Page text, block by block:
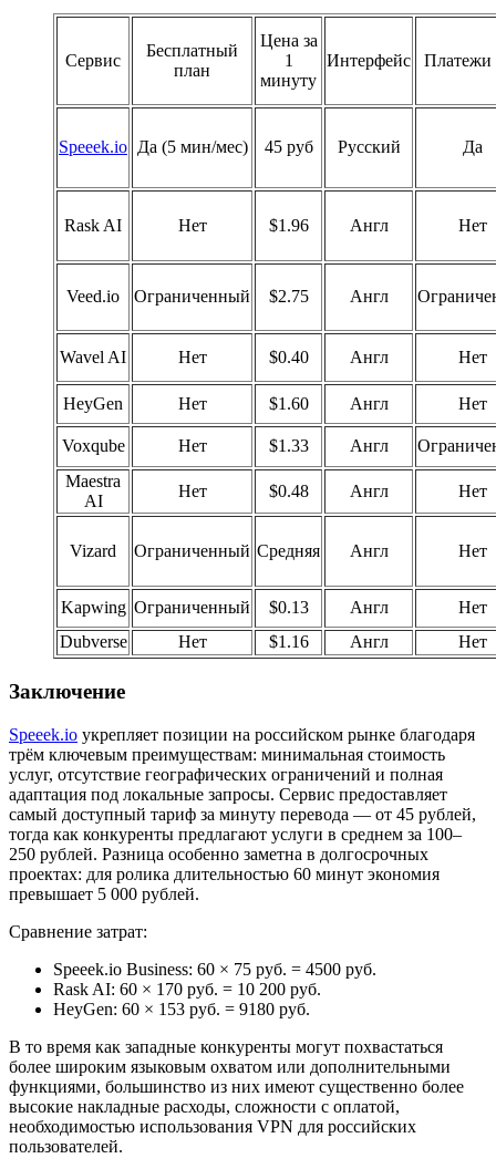
Сервис
Бесплатный
план
Цена за
1
минуту
Интерфейс
Speeek.io Да (5 мин/мес) 45 руб Русский Да
Rask AI Нет $1.96 Англ Нет
Veed.io Ограниченный $2.75 Англ
Wavel AI Нет $0.40 Англ Нет
HeyGen Нет $1.60 Англ Нет
Voxqube Нет $1.33 Англ
Maestra
AI
Нет $0.48 Англ Нет
Vizard Ограниченный Средняя Англ Нет
Kapwing Ограниченный $0.13 Англ
Нет
Dubverse
Нет $1.16 Англ Нет
Заключение
Speeek.io укрепляет позиции на российском рынке благодаря
трём ключевым преимуществам: минимальная стоимость
услуг, отсутствие географических ограничений и полная
адаптация под локальные запросы. Сервис предоставляет
самый доступный тариф за минуту перевода — от 45 рублей,
тогда как конкуренты предлагают услуги в среднем за 100–
250 рублей. Разница особенно заметна в долгосрочных
проектах: для ролика длительностью 60 минут экономия
превышает 5 000 рублей.
Сравнение затрат:
Speeek.io Business: 60 × 75 руб. = 4500 руб.
Rask AI: 60 × 170 руб. = 10 200 руб.
HeyGen: 60 × 153 руб. = 9180 руб.
В то время как западные конкуренты могут похвастаться
более широким языковым охватом или дополнительными
функциями, большинство из них имеют существенно более
высокие накладные расходы, сложности с оплатой,
необходимостью использования VPN для российских
пользователей.